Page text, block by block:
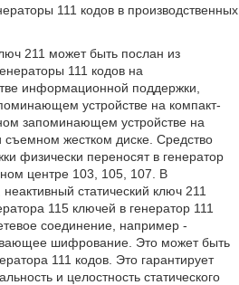
111 кодов в производственных
211 может быть послан из
111 кодов на
информационной поддержки,
устройстве на компакт-
запоминающем устройстве на
жестком диске. Средство
физически переносят в генератор
центре 103, 105, 107. В
статический ключ 211
115 ключей в генератор 111
соединение, например -
шифрование. Это может быть
111 кодов. Это гарантирует
и целостность статического